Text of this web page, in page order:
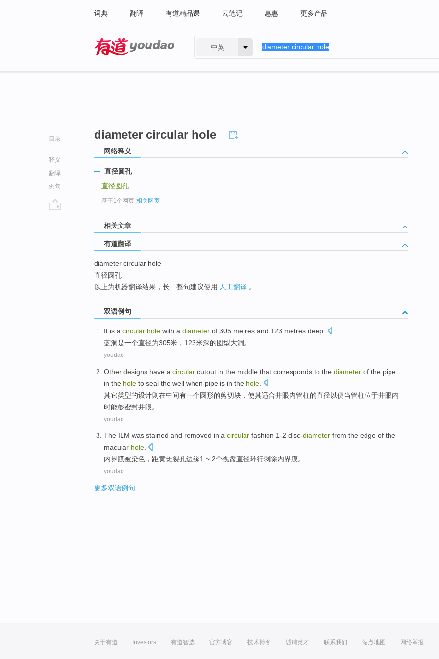
词典 翻译 有道精品课 云笔记 惠惠 更多产品
中英
目录
释义
翻译
例句
diameter circular hole
网络释义
直径圆孔
直径圆孔
基于1个网页-相关网页
相关文章
有道翻译
diameter circular hole
直径圆孔
以上为机器翻译结果，长、整句建议使用 人工翻译 。
双语例句
It is a circular hole with a diameter of 305 metres and 123 metres deep.
蓝洞是一个直径为305米 ，123米深的圆型大洞。
youdao
Other designs have a circular cutout in the middle that corresponds to the diameter of the pipe
in the hole to seal the well when pipe is in the hole
其它类型的设计则在中间有一个圆形的剪切块，使其适合井眼内管柱的直径以便当管柱位于井眼内
时能够密封井眼。
youdao
The ILM was stained and removed in a circular fashion 1-2 disc-diameter from the edge of the
macular hole.
内界膜被染色 ， 距黄斑裂孔边缘1 ~ 2个视盘直径环行剥除内界膜。
youdao
更多双语例句
关于有道 Investors 有道智选 官方博客 技术博客 诚聘英才 联系我们 站点地图 网络举报